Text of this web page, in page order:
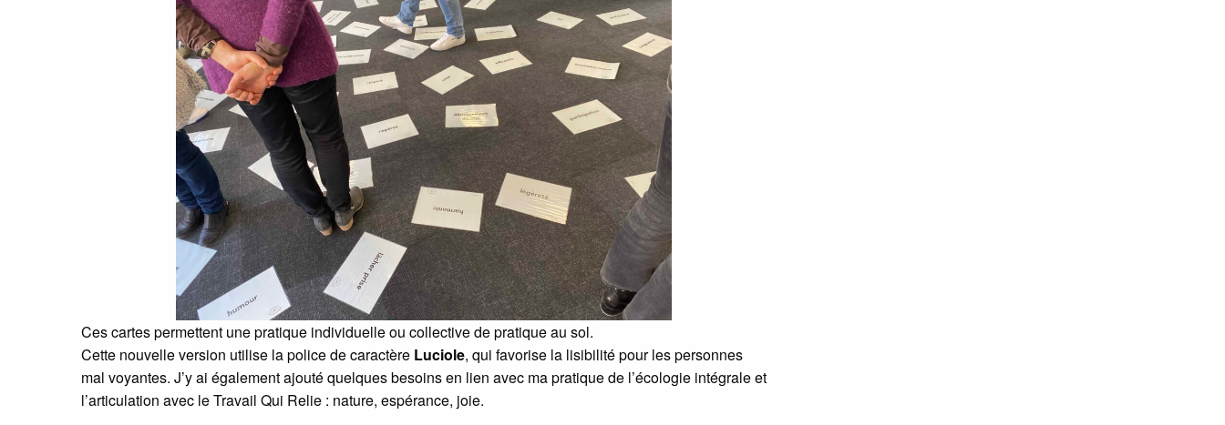
Ces cartes permettent une pratique individuelle ou collective de pratique au sol.
Cette nouvelle version utilise la police de caractère Luciole, qui favorise la lisibilité pour les personnes
mal voyantes. J’y ai également ajouté quelques besoins en lien avec ma pratique de l’écologie intégrale et
l’articulation avec le Travail Qui Relie : nature, espérance, joie.